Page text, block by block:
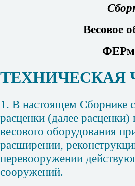
Весовое
ТЕХНИЧЕСКАЯ
1 . В настоящем Сборнике
расценки (далее
весового оборудования
расширении,
перевооружении
сооружений.